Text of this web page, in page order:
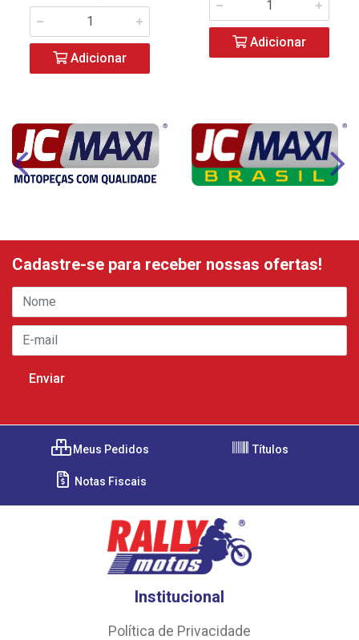
Adicionar
Adicionar
Cadastre-se para receber nossas ofertas!
Meus Pedidos Títulos
Notas Fiscais
Institucional
Política de Privacidade